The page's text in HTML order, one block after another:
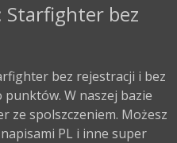
Starfighter bez
bez rejestracji i bez
W naszej bazie
ze spolszczeniem. Możesz
PL i inne super